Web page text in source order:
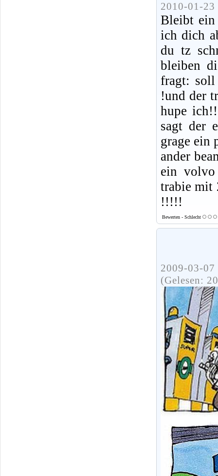
2010-01-23
Bleibt
ich dich
du tz
bleiben
fragt: soll
!und der
hupe
sagt der
grage ein
ander
ein
trabie mit
!!!!!
Bewerten - Schlecht
2009-03-
(Gelesen: